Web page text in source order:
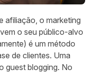
afiliação, o marketing
o seu público-alvo
é um método
de clientes. Uma
guest blogging. No